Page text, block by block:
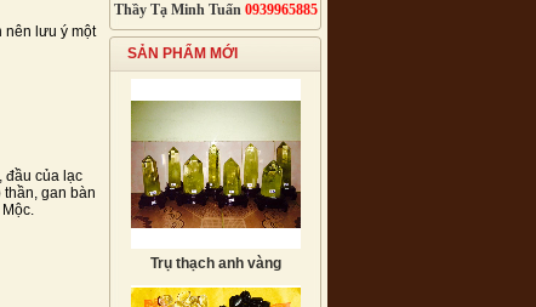
nên lưu ý một
đầu của lạc
gan bàn
Thầy Tạ Minh Tuấn 0939965885
SẢN PHẨM MỚI
Trụ thạch anh vàng